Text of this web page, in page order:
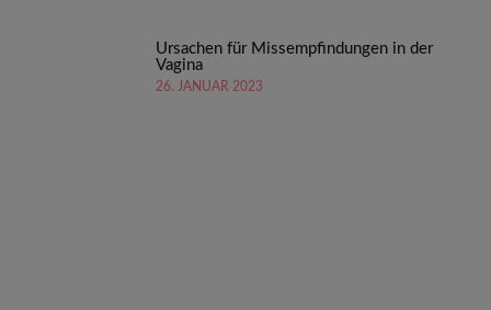
Ursachen für Missempfindungen in der
Vagina
26. JANUAR 2023